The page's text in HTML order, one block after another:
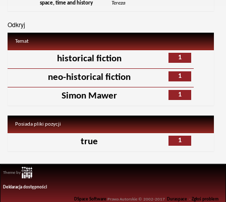
space, time and history
Tereza
Odkryj
Temat
1
historical fiction
1
neo-historical fiction
1
Simon Mawer
Posiada pliki pozycji
1
true
Theme by
Deklaracja dostępności
DSpace Software Prawa Autorskie © 2002-2017 Duraspace -Zgłoś problem